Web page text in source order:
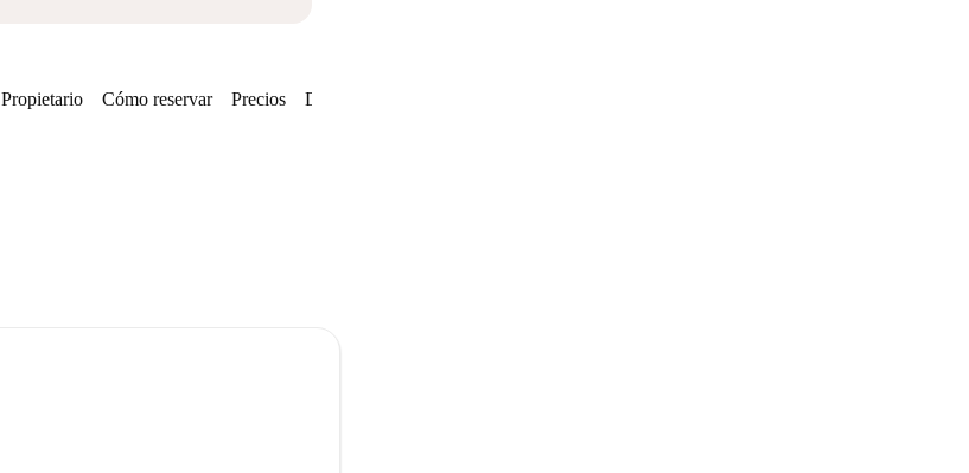
Propietario Cómo reservar Precios Disponibilidades